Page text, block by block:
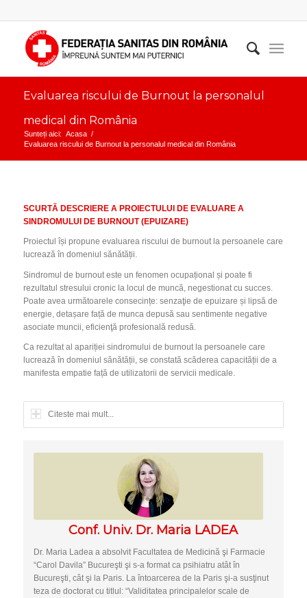
Evaluarea riscului de Burnout la personalul
medical din România
Sunteți aici: Acasa /
Evaluarea riscului de Burnout la personalul medical din România
SCURTĂ DESCRIERE A PROIECTULUI DE EVALUARE A
SINDROMULUI DE BURNOUT (EPUIZARE)
Proiectul își propune evaluarea riscului de burnout la persoanele care
lucrează în domeniul sănătății.
Sindromul de burnout este un fenomen ocupațional și poate fi
rezultatul stresului cronic la locul de muncă, negestionat cu succes.
Poate avea următoarele consecințe: senzaţie de epuizare și lipsă de
energie, detașare față de munca depusă sau sentimente negative
asociate muncii, eficienţă profesională redusă.
Ca rezultat al apariției sindromului de burnout la persoanele care
lucrează în domeniul sănătății, se constată scăderea capacității de a
manifesta empatie față de utilizatorii de servicii medicale.
Citeste mai mult...
Conf. Univ. Dr. Maria LADEA
Dr. Maria Ladea a absolvit Facultatea de Medicină şi Farmacie
“Carol Davila” Bucureşti şi s-a format ca psihiatru atât în
Bucureşti, cât şi la Paris. La întoarcerea de la Paris şi-a susţinut
teza de doctorat cu titlul: “Validitatea principalelor scale de